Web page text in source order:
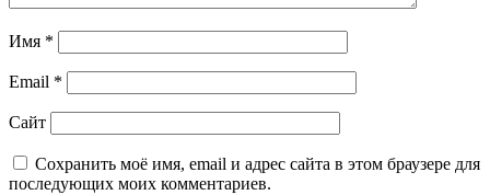
Имя *
Email *
Сайт
Сохранить моё имя, email и адрес сайта в этом браузере для
последующих моих комментариев.